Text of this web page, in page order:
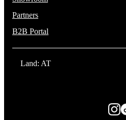
Partners
B2B Portal
Land: AT